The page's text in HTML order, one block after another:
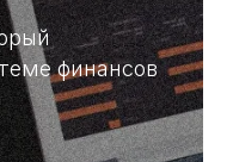
финансов